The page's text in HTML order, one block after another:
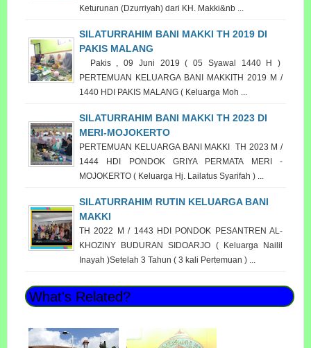
Keturunan (Dzurriyah) dari KH. Makki&nb ...
SILATURRAHIM BANI MAKKI TH 2019 DI
PAKIS MALANG
Pakis , 09 Juni 2019 ( 05 Syawal 1440 H )
PERTEMUAN KELUARGA BANI MAKKITH 2019 M /
1440 HDI PAKIS MALANG ( Keluarga Moh ...
SILATURRAHIM BANI MAKKI TH 2023 DI
MERI-MOJOKERTO
PERTEMUAN KELUARGA BANI MAKKI TH 2023 M /
1444 HDI PONDOK GRIYA PERMATA MERI -
MOJOKERTO ( Keluarga Hj. Lailatus Syarifah ) ...
SILATURRAHIM RUTIN KELUARGA BANI
MAKKI
TH 2022 M / 1443 HDI PONDOK PESANTREN AL-
KHOZINY BUDURAN SIDOARJO ( Keluarga Nailil
Inayah )Setelah 3 Tahun ( 3 kali Pertemuan ) ...
What's Related?